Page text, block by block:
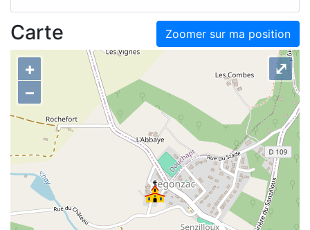
Zoomer sur ma position
Carte
+
–
⤢